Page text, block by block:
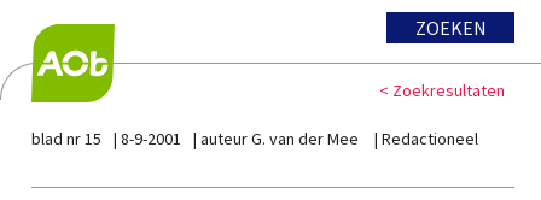
ZOEKEN
< Zoekresultaten
blad nr 15 8-9-2001 auteur G. van der Mee Redactioneel